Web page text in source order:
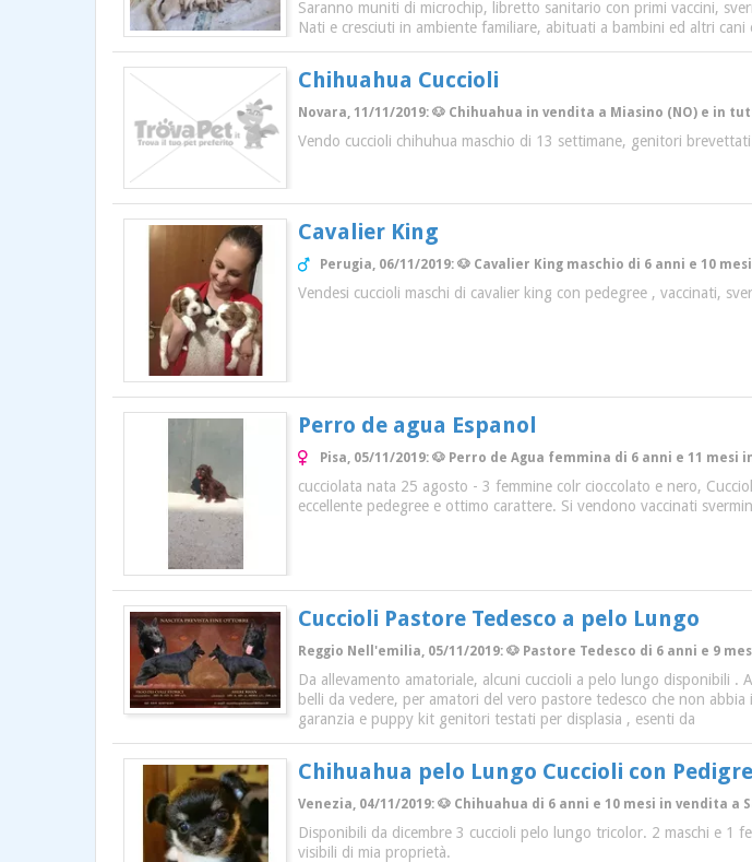
Saranno muniti di microchip, libretto sanitario con primi vaccini,
Nati e cresciuti in ambiente familiare, abituati a bambini ed altri cani
Chihuahua Cuccioli
Novara, 11/11/2019: 🐶 Chihuahua in vendita a Miasino (NO) e in
Vendo cuccioli chihuhua maschio di 13 settimane, genitori
Cavalier King
Perugia, 06/11/2019: 🐶 Cavalier King maschio di 6 anni e 10
Vendesi cuccioli maschi di cavalier king con pedegree , vaccinati,
Perro de agua Espanol
Pisa, 05/11/2019: 🐶 Perro de Agua femmina di 6 anni e 11
cucciolata nata 25 agosto - 3 femmine colr cioccolato e nero,
eccellente pedegree e ottimo carattere. Si vendono vaccinati
Cuccioli Pastore Tedesco a pelo Lungo
Reggio Nell'emilia, 05/11/2019: 🐶 Pastore Tedesco di 6 anni e 9
Da allevamento amatoriale, alcuni cuccioli a pelo lungo disponibili
belli da vedere, per amatori del vero pastore tedesco che non
garanzia e puppy kit genitori testati per displasia , esenti da
Chihuahua pelo Lungo Cuccioli con
Venezia, 04/11/2019: 🐶 Chihuahua di 6 anni e 10 mesi in vendita
Disponibili da dicembre 3 cuccioli pelo lungo tricolor. 2 maschi e 1
visibili di mia proprietà.